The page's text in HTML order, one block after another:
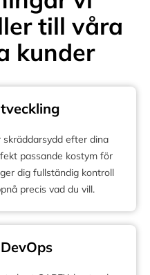
till våra
kunder
efter dina
passande kostym för
dig fullständig kontroll
precis vad du vill.